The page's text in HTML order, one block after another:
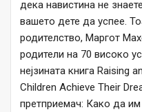
дека навистина не
вашето дете да успее.
родителство, Маргот
родители на 70 високо
нејзината книга Raising
Children Achieve Their
претприемач: Како да